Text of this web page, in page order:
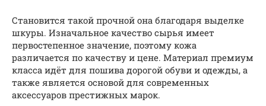
Становится такой прочной она благодаря выделке
шкуры. Изначальное качество сырья имеет
первостепенное значение, поэтому кожа
различается по качеству и цене. Материал премиум
класса идёт для пошива дорогой обуви и одежды, а
также является основой для современных
аксессуаров престижных марок.